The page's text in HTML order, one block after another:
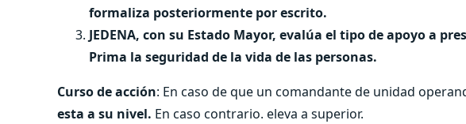
formaliza posteriormente por escrito.
JEDENA, con su Estado Mayor, evalúa el tipo de apoyo a
Prima la seguridad de la vida de las personas.
Curso de acción: En caso de que un comandante de unidad
esta a su nivel. En caso contrario. eleva a superior.